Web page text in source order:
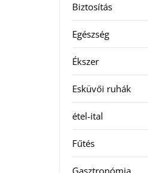
Biztosítás
Egészség
Ékszer
Esküvői ruhák
étel-ital
Fűtés
Gasztronómia